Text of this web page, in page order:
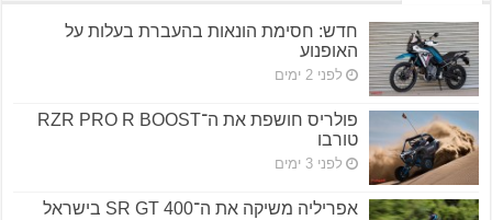
חדש: חסימת הונאות בהעברת בעלות על
האופנוע
לפני 2 ימים
פולריס חושפת את ה־RZR PRO R BOOST
טורבו
לפני 3 ימים
אפריליה משיקה את ה־SR GT 400 בישראל